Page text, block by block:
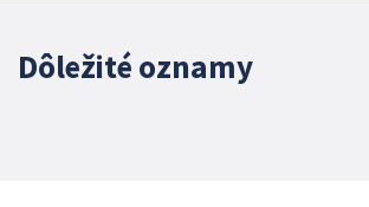
Dôležité oznamy